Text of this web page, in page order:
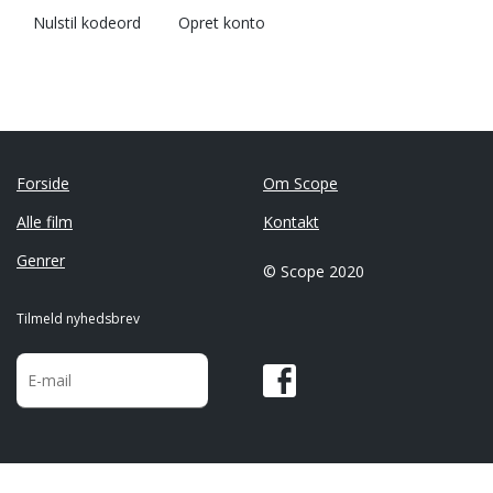
Nulstil kodeord Opret konto
Forside
Alle film
Genrer
Om Scope
Kontakt
© Scope 2020
Tilmeld nyhedsbrev